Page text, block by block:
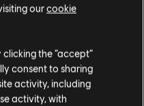
ourcookie
the “accept”
consent to sharing
activity, including
activity, with